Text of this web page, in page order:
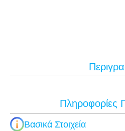
Πληροφορίες
Βασικά Στοιχεία